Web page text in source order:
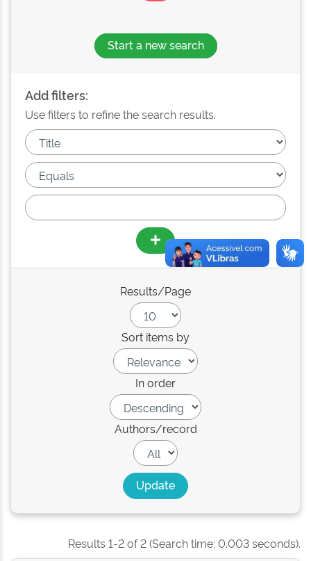
Start a new search
Add filters:
Use filters to refine the search results.
Results/Page
Sort items by
In order
Authors/record
Results 1-2 of 2 (Search time: 0.003 seconds).